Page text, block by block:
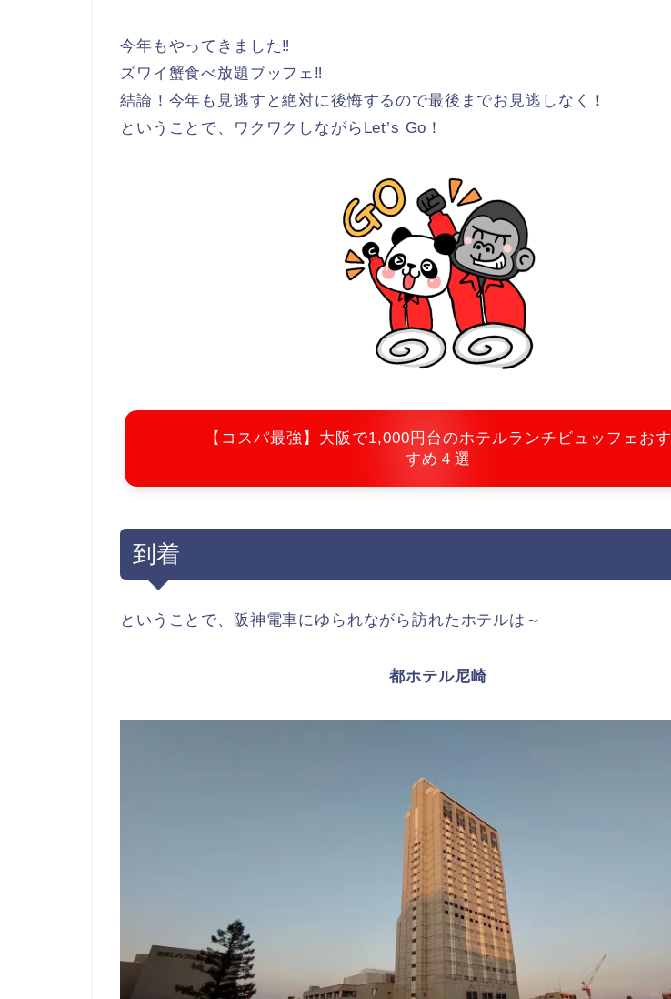
今年もやってきました‼
ズワイ蟹食べ放題ブッフェ‼
結論！今年も見逃すと絶対に後悔するので最後までお見逃しなく！
ということで、ワクワクしながらLet’s Go！
【コスパ最強】大阪で1,000円台のホテルランチビュッフェおす
すめ４選
到着
ということで、阪神電車にゆられながら訪れたホテルは～
都ホテル尼崎